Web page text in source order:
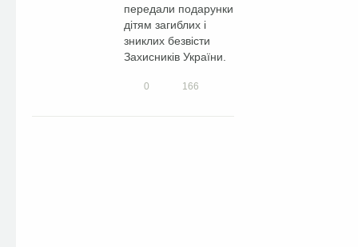
передали подарунки
дітям загиблих і
зниклих безвісти
Захисників України.
0 166